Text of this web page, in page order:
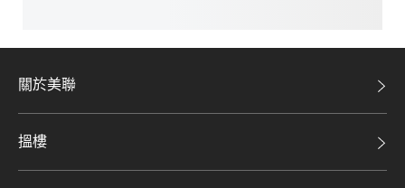
關於美聯
美聯集團
搵樓